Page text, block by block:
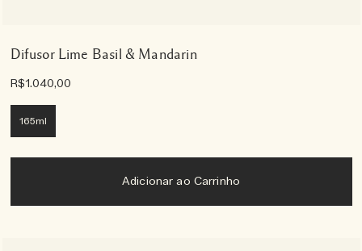
Difusor Lime Basil & Mandarin
R$1.040,00
165ml
Adicionar ao Carrinho